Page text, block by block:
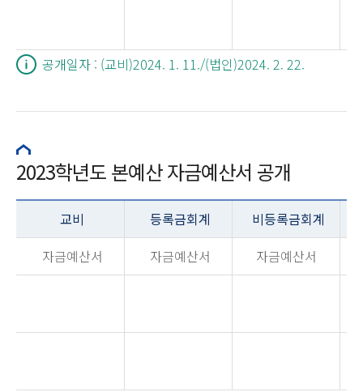
공개일자 : (교비)2024. 1. 11./(법인)2024. 2. 22.
2023학년도 본예산 자금예산서 공개
교비 등록금회계
비등록금회계
자금예산서
자금예산서 자금예산서